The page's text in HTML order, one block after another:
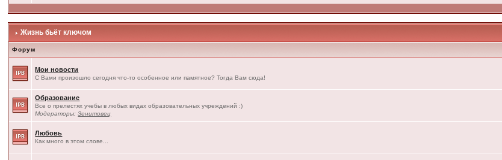
Жизнь бьёт ключом
Форум
Мои новости
С Вами произошло сегодня что-то особенное или памятное? Тогда Вам сюда!
Образование
Все о прелестях учебы в любых видах образовательных учреждений :)
Модераторы:Зенитовец
Любовь
Как много в этом слове...